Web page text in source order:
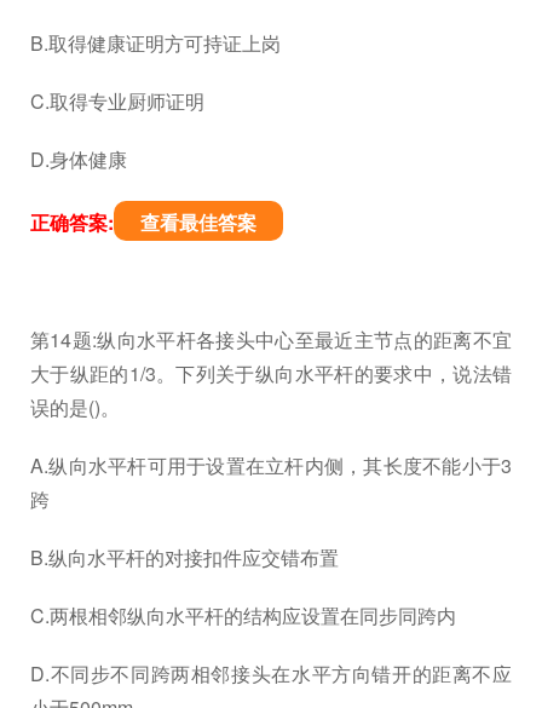
B.取得健康证明方可持证上岗
C.取得专业厨师证明
D.身体健康
正确答案: 查看最佳答案
第14题:纵向水平杆各接头中心至最近主节点的距离不宜
大于纵距的1/3。下列关于纵向水平杆的要求中，说法错
误的是()。
A.纵向水平杆可用于设置在立杆内侧，其长度不能小于3
跨
B.纵向水平杆的对接扣件应交错布置
C.两根相邻纵向水平杆的结构应设置在同步同跨内
D.不同步不同跨两相邻接头在水平方向错开的距离不应